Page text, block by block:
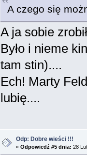
A czego się
A ja sobie
Było i nieme
tam stin)....
Ech! Marty
lubię....
Odp: Dobre wieści !!!
« Odpowiedź #5 dnia: 28